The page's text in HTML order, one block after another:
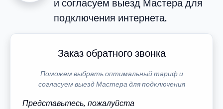
и согласуем выезд Мастера для
подключения интернета.
Заказ обратного звонка
Поможем выбрать оптимальный тариф и
согласуем выезд Мастера для подключения
Представьтесь, пожалуйста